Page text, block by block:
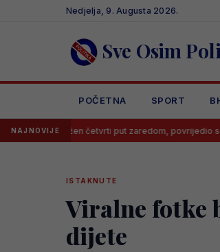
Nedjelja, 9. Augusta 2026.
Sve Osim
POČETNA SPORT
NAJNOVIJE
četvrti put zaredom, povrijedio se u prvoj rundi
ISTAKNUTE
Viralne fotke
dijete